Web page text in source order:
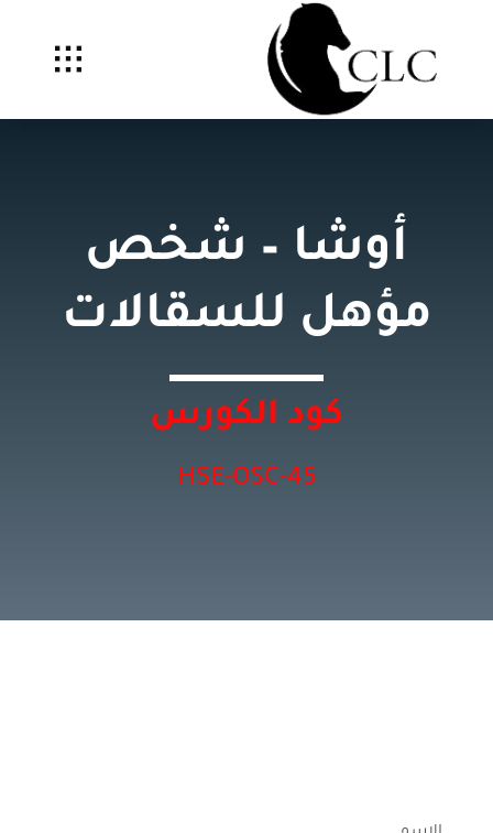
content
أوشا – شخص
مؤهل للسقالات
كود الكورس
HSE-OSC-45